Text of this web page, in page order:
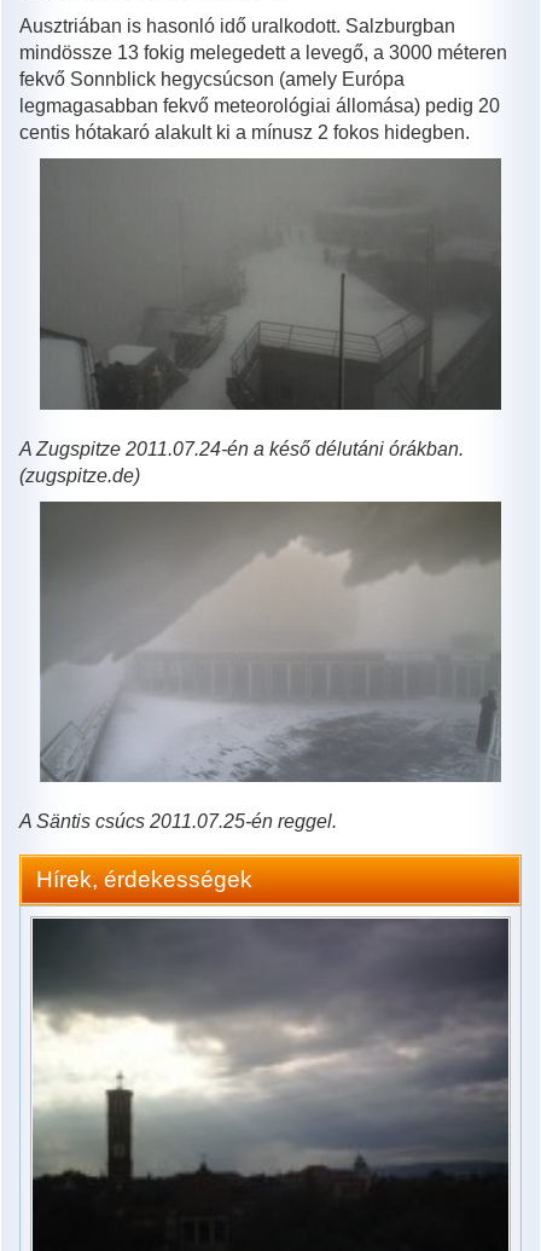
Ausztriában is hasonló idő uralkodott. Salzburgban
mindössze 13 fokig melegedett a levegő, a 3000 méteren
fekvő Sonnblick hegycsúcson (amely Európa
legmagasabban fekvő meteorológiai állomása) pedig 20
centis hótakaró alakult ki a mínusz 2 fokos hidegben.
A Zugspitze 2011.07.24-én a késő délutáni órákban.
(zugspitze.de)
A Säntis csúcs 2011.07.25-én reggel.
Hírek, érdekességek